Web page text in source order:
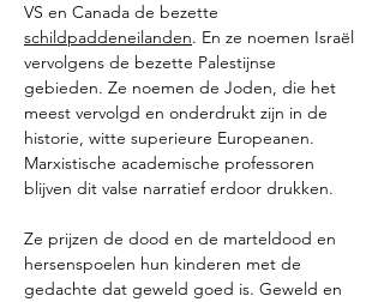
VS en Canada de bezette
schildpaddeneilanden. En ze noemen Israël
vervolgens de bezette Palestijnse
gebieden. Ze noemen de Joden, die het
meest vervolgd en onderdrukt zijn in de
historie, witte superieure Europeanen.
Marxistische academische professoren
blijven dit valse narratief erdoor drukken.
Ze prijzen de dood en de marteldood en
hersenspoelen hun kinderen met de
gedachte dat geweld goed is. Geweld en